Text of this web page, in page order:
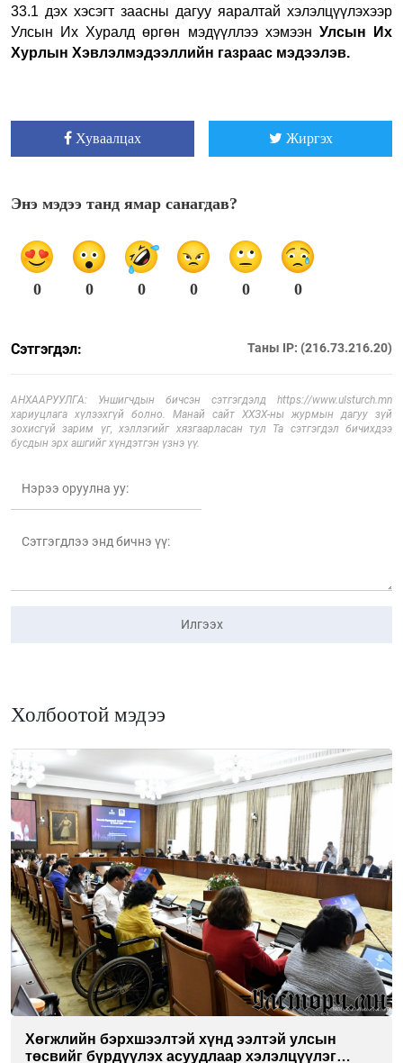
33.1 дэх хэсэгт заасны дагуу яаралтай хэлэлцүүлэхээр
Улсын Их Хуралд өргөн мэдүүллээ хэмээн Улсын Их
Хурлын Хэвлэлмэдээллийн газраас мэдээлэв.
Хуваалцах Жиргэх
Энэ мэдээ танд ямар санагдав?
0 0 0 0 0 0
Сэтгэгдэл: Таны IP: (216.73.216.20)
АНХААРУУЛГА: Уншигчдын бичсэн сэтгэгдэлд https://www.ulsturch.mn
хариуцлага хүлээхгүй болно. Манай сайт ХХЗХ-ны журмын дагуу зүй
зохисгүй зарим үг, хэллэгийг хязгаарласан тул Та сэтгэгдэл бичихдээ
бусдын эрх ашгийг хүндэтгэн үзнэ үү.
Илгээх
Холбоотой мэдээ
Хөгжлийн бэрхшээлтэй хүнд ээлтэй улсын
төсвийг бүрдүүлэх асуудлаар хэлэлцүүлэг